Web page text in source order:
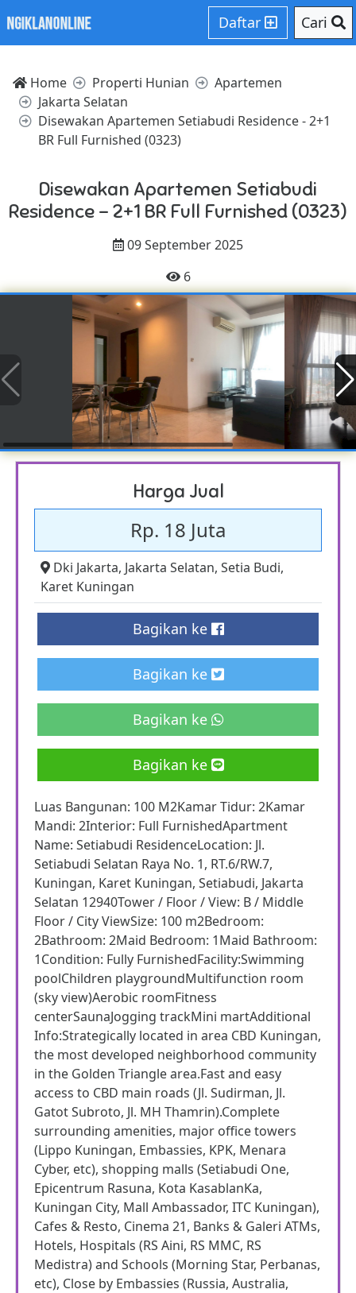
Daftar Cari
Home Properti Hunian
Apartemen
Jakarta Selatan
Disewakan Apartemen Setiabudi Residence - 2+1
BR Full Furnished (0323)
Disewakan Apartemen Setiabudi
Residence - 2+1 BR Full Furnished (0323)
09 September 2025
6
Harga Jual
Rp. 18 Juta
Dki Jakarta, Jakarta Selatan, Setia Budi,
Karet Kuningan
Bagikan ke
Bagikan ke
Bagikan ke
Bagikan ke
Luas Bangunan: 100 M2Kamar Tidur: 2Kamar
Mandi: 2Interior: Full FurnishedApartment
Name: Setiabudi ResidenceLocation: Jl.
Setiabudi Selatan Raya No. 1, RT.6/RW.7,
Kuningan, Karet Kuningan, Setiabudi, Jakarta
Selatan 12940Tower / Floor / View: B / Middle
Floor / City ViewSize: 100 m2Bedroom:
2Bathroom: 2Maid Bedroom: 1Maid Bathroom:
1Condition: Fully FurnishedFacility:Swimming
poolChildren playgroundMultifunction room
(sky view)Aerobic roomFitness
centerSaunaJogging trackMini martAdditional
Info:Strategically located in area CBD Kuningan,
the most developed neighborhood community
in the Golden Triangle area.Fast and easy
access to CBD main roads (Jl. Sudirman, Jl.
Gatot Subroto, Jl. MH Thamrin).Complete
surrounding amenities, major office towers
(Lippo Kuningan, Embassies, KPK, Menara
Cyber, etc), shopping malls (Setiabudi One,
Epicentrum Rasuna, Kota KasablanKa,
Kuningan City, Mall Ambassador, ITC Kuningan),
Cafes & Resto, Cinema 21, Banks & Galeri ATMs,
Hotels, Hospitals (RS Aini, RS MMC, RS
Medistra) and Schools (Morning Star, Perbanas,
etc), Close by Embassies (Russia, Australia,